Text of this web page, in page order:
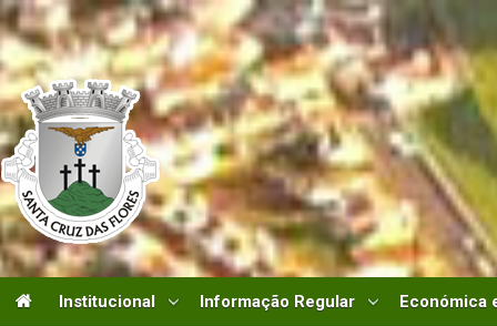
Institucional Informação Regular Económica